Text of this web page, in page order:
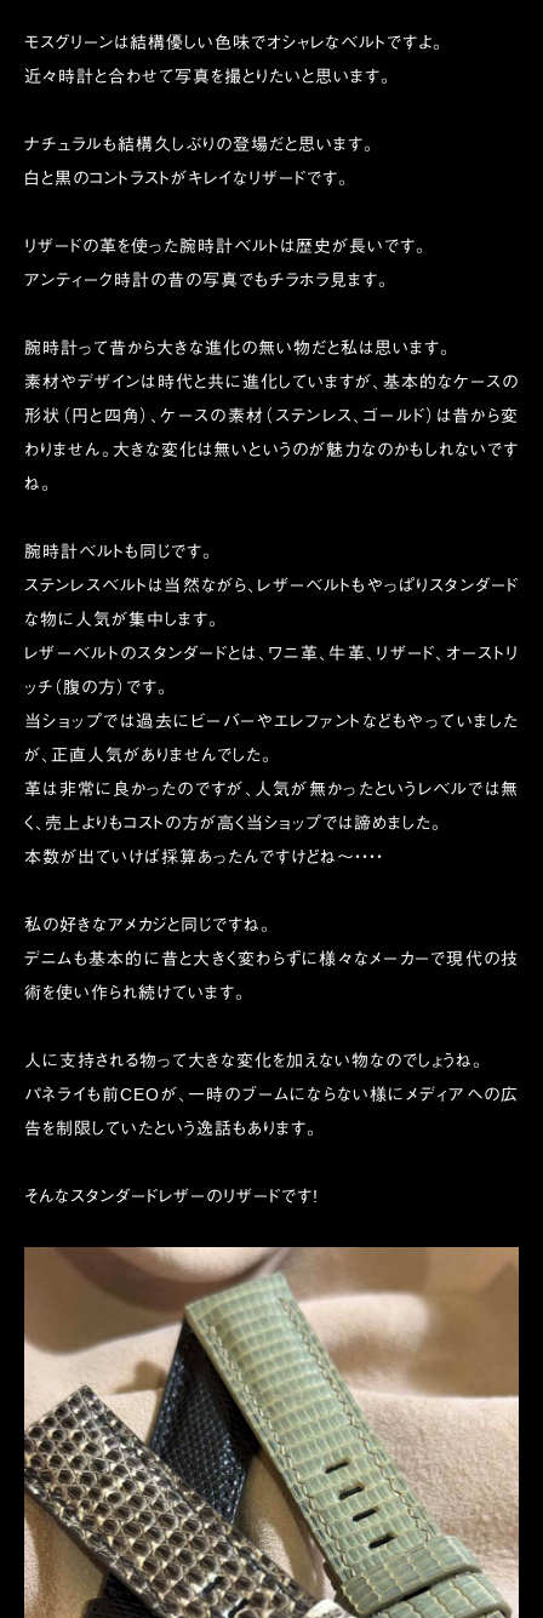
モスグリーンは結構優しい色味でオシャレなベルトですよ。
近々時計と合わせて写真を撮とりたいと思います。
ナチュラルも結構久しぶりの登場だと思います。
白と黒のコントラストがキレイなリザードです。
リザードの革を使った腕時計ベルトは歴史が長いです。
アンティーク時計の昔の写真でもチラホラ見ます。
腕時計って昔から大きな進化の無い物だと私は思います。
素材やデザインは時代と共に進化していますが、基本的なケースの
形状（円と四角）、ケースの素材（ステンレス、ゴールド）は昔から変
わりません。大きな変化は無いというのが魅力なのかもしれないです
ね。
腕時計ベルトも同じです。
ステンレスベルトは当然ながら、レザーベルトもやっぱりスタンダード
な物に人気が集中します。
レザーベルトのスタンダードとは、ワニ革、牛革、リザード、オーストリ
ッチ（腹の方）です。
当ショップでは過去にビーバーやエレファントなどもやっていました
が、正直人気がありませんでした。
革は非常に良かったのですが、人気が無かったというレベルでは無
く、売上よりもコストの方が高く当ショップでは諦めました。
本数が出ていけば採算あったんですけどね〜・・・・
私の好きなアメカジと同じですね。
デニムも基本的に昔と大きく変わらずに様々なメーカーで現代の技
術を使い作られ続けています。
人に支持される物って大きな変化を加えない物なのでしょうね。
パネライも前CEOが、一時のブームにならない様にメディアへの広
告を制限していたという逸話もあります。
そんなスタンダードレザーのリザードです!